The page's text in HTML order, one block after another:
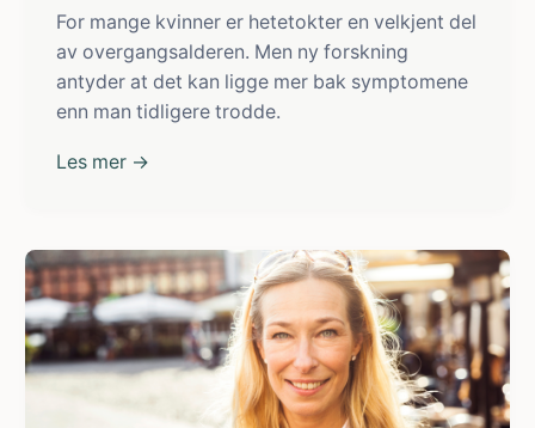
For mange kvinner er hetetokter en velkjent del
av overgangsalderen. Men ny forskning
antyder at det kan ligge mer bak symptomene
enn man tidligere trodde.
Les mer →